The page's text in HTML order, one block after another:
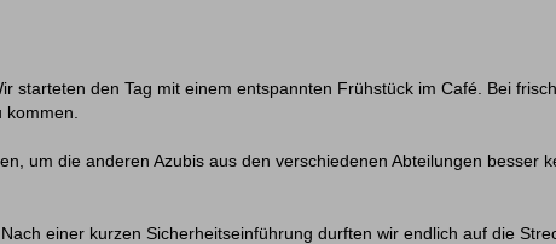
starteten den Tag mit einem entspannten Frühstück im Café. Bei
kommen.
um die anderen Azubis aus den verschiedenen Abteilungen besser
einer kurzen Sicherheitseinführung durften wir endlich auf die